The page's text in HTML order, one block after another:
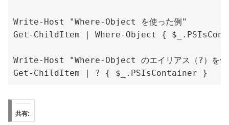
Write-Host "Where-Object を使った例"
Get-ChildItem | Where-Object {
Write-Host "Where-Object のエイリアス（?）を使
共有: